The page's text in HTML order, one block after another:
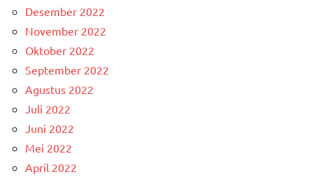
Desember 2022
November 2022
Oktober 2022
September 2022
Agustus 2022
Juli 2022
Juni 2022
Mei 2022
April 2022